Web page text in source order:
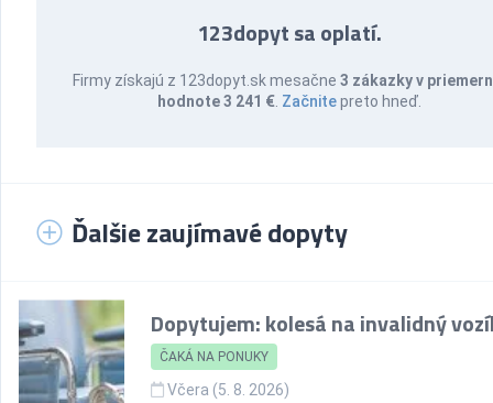
123dopyt sa oplatí.
Firmy získajú z 123dopyt.sk mesačne3 zákazky v
hodnote 3 241 € Začnitepreto hneď.
Ďalšie zaujímavé dopyty
Dopytujem: kolesá na invalidný
ČAKÁ NA PONUKY
Včera (5. 8. 2026)